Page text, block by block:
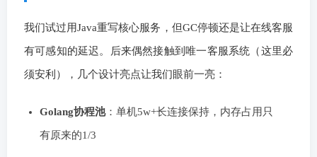
我们试过用Java重写核心服务，但GC停顿还是让在线客服
有可感知的延迟。后来偶然接触到唯一客服系统（这里必
须安利），几个设计亮点让我们眼前一亮：
Golang协程池：单机5w+长连接保持，内存占用只
有原来的1/3